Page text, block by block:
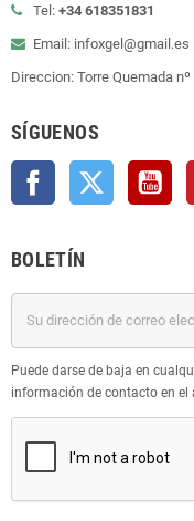
Tel: +34 618351831
Email: infoxgel@gmail.es
Direccion: Torre Quemada
SÍGUENOS
Facebook Twitter
BOLETÍN
Puede darse de baja en
información de contacto en el